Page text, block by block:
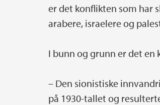
er det konflikten som har
arabere, israelere og
I bunn og grunn er det en
– Den sionistiske
på 1930-tallet og